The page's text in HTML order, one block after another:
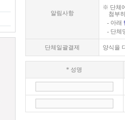
알림사항
※ 단체
첨부
- 아래
- 단체
단체일괄결제 양식을
* 성명